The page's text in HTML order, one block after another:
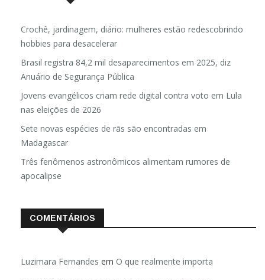
Crochê, jardinagem, diário: mulheres estão redescobrindo
hobbies para desacelerar
Brasil registra 84,2 mil desaparecimentos em 2025, diz
Anuário de Segurança Pública
Jovens evangélicos criam rede digital contra voto em Lula
nas eleições de 2026
Sete novas espécies de rãs são encontradas em
Madagascar
Três fenômenos astronômicos alimentam rumores de
apocalipse
COMENTÁRIOS
Luzimara Fernandes em O que realmente importa